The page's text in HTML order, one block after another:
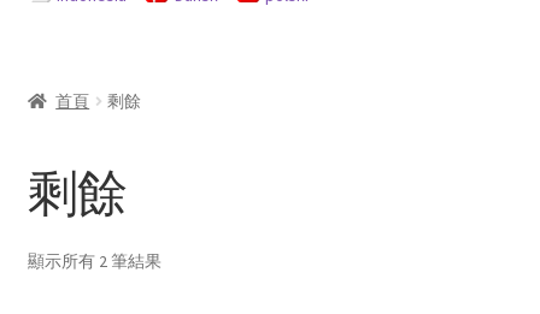
退款和退貨政策
首頁 剩餘
剩餘
顯示所有 2 筆結果